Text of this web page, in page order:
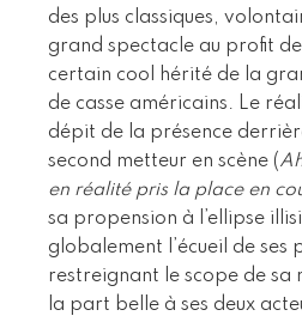
des plus classiques,
grand spectacle au profit de
certain cool hérité de la
de casse américains. Le
dépit de la présence
second metteur en scène (
en réalité pris la place en
sa propension à l’ellipse
globalement l’écueil de ses
restreignant le scope de
la part belle à ses deux